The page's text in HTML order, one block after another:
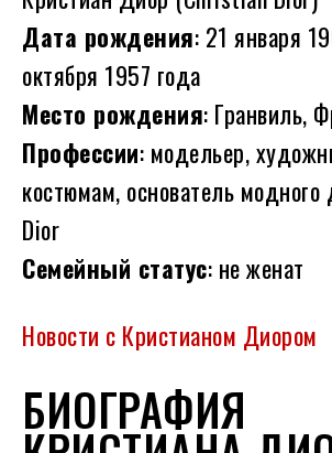
Дата рождения: 21 января
октября 1957 года
Место рождения: Гранвиль,
Профессии: модельер,
костюмам, основатель
Dior
Семейный статус: не женат
Новости с Кристианом Диором
БИОГРАФИЯ